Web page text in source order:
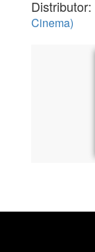
Distributor:
Cinema)